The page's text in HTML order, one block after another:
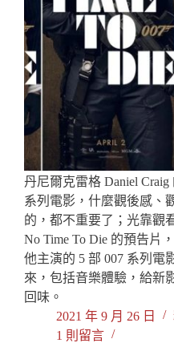
丹尼爾克雷格 Daniel
系列電影，什麼觀後感、
的，都不重要了；光靠觀
No Time To Die 的預告片
他主演的 5 部 007 系列電
來，包括音樂體驗，給新
回味。
2021 年 9 月 26 日
1 則留言